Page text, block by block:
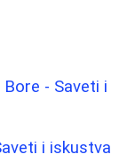
- Saveti i
i iskustva